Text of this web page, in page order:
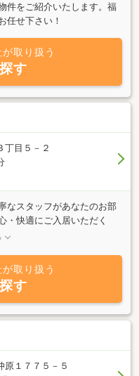
件をご紹介いたします。福
任せ下さい！
取り扱う
す
丁目５－２
なスタッフがあなたのお部
・快適にご入居いただく
お客様のニーズに合う物件
下さい。スタッフ一同笑顔
取り扱う
す
原１７７５－５